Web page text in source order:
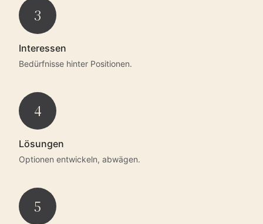
3
Interessen
Bedürfnisse hinter Positionen.
4
Lösungen
Optionen entwickeln, abwägen.
5